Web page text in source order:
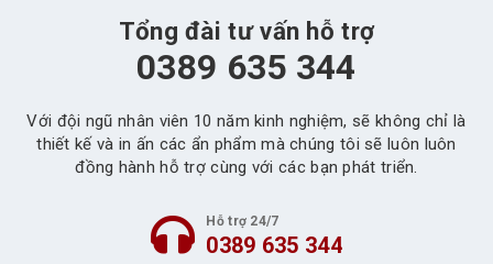
Tổng đài tư vấn hỗ trợ
0389 635 344
Với đội ngũ nhân viên 10 năm kinh nghiệm, sẽ không chỉ là
thiết kế và in ấn các ẩn phẩm mà chúng tôi sẽ luôn luôn
đồng hành hỗ trợ cùng với các bạn phát triển.
Hỗ trợ 24/7
0389 635 344